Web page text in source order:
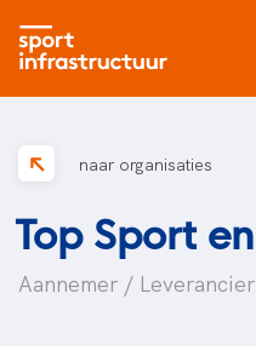
naar organisaties
Top Sport
Aannemer / Leverancier